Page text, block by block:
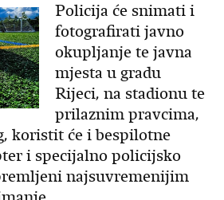
Policija će snimati i
fotografirati javno
okupljanje te javna
mjesta u gradu
Rijeci, na stadionu te
prilaznim pravcima,
koristit će i bespilotne
i specijalno policijsko
najsuvremenijim